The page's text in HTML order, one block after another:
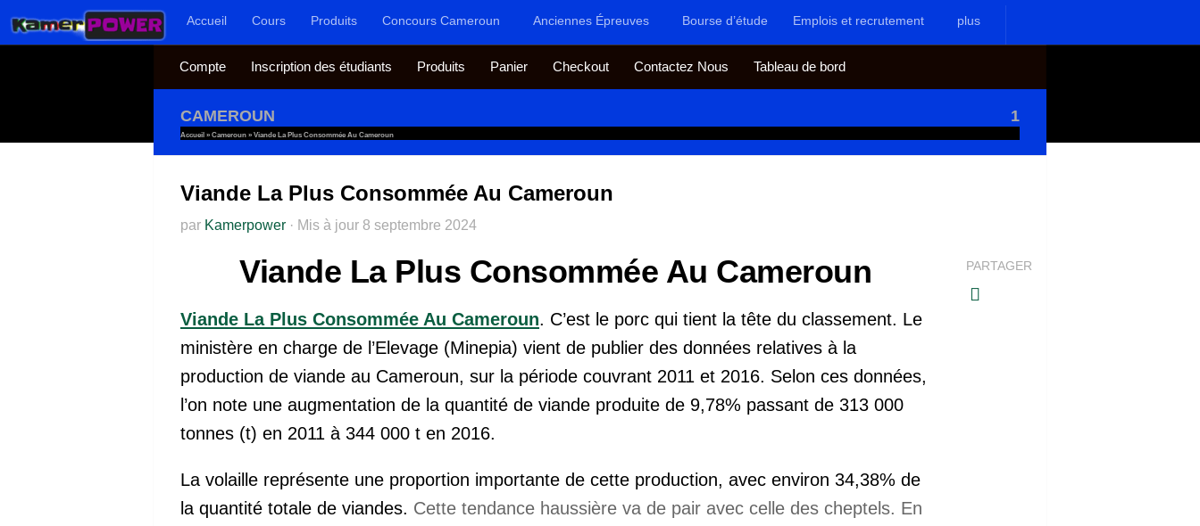
Au dessous du contenuAccueil Cours Produits Concours Cameroun Anciennes Épreuves Bourse d’étude Emplois et recrutement plus
Compte Inscription des étudiants Produits Panier Checkout Contactez Nous Tableau de bord
CAMEROUN 1
Accueil » Cameroun » Viande La Plus Consommée Au Cameroun
Viande La Plus Consommée Au Cameroun
par Kamerpower · Mis à jour 8 septembre 2024
Viande La Plus Consommée Au Cameroun
Viande La Plus Consommée Au Cameroun. C’est le porc qui tient la tête du classement. Le
ministère en charge de l’Elevage (Minepia) vient de publier des données relatives à la
production de viande au Cameroun, sur la période couvrant 2011 et 2016. Selon ces données,
l’on note une augmentation de la quantité de viande produite de 9,78% passant de 313 000
tonnes (t) en 2011 à 344 000 t en 2016.
La volaille représente une proportion importante de cette production, avec environ 34,38% de
la quantité totale de viandes. Cette tendance haussière va de pair avec celle des cheptels. En
PARTAGER